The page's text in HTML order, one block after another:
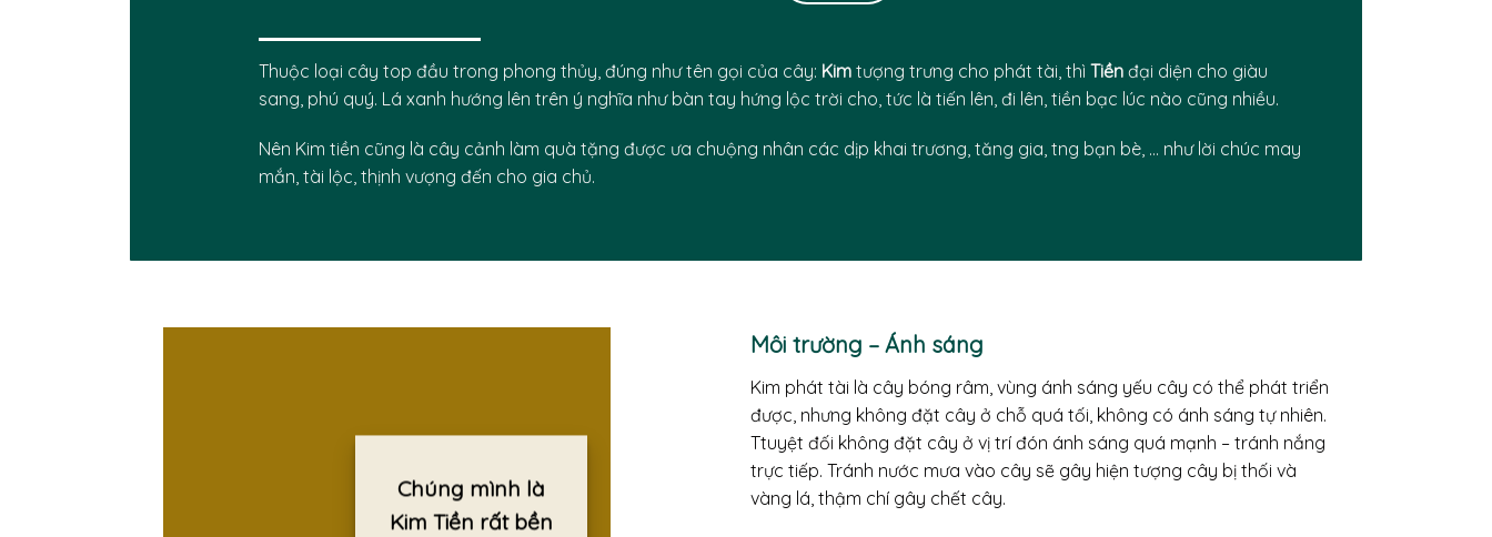
Thuộc loại cây top đầu trong phong thủy, đúng như tên gọi của cây: Kimtượng trưng cho phát tài, thì Tiềnđại diện cho giàu
sang, phú quý. Lá xanh hướng lên trên ý nghĩa như bàn tay hứng lộc trời cho, tức là tiến lên, đi lên, tiền bạc lúc nào cũng nhiều.
Nên Kim tiền cũng là cây cảnh làm quà tặng được ưa chuộng nhân các dịp khai trương, tăng gia, tng bạn bè, … như lời chúc may
mắn, tài lộc, thịnh vượng đến cho gia chủ.
Chúng mình là
Kim Tiền rất bền
Môi trường – Ánh sáng
Kim phát tài là cây bóng râm, vùng ánh sáng yếu cây có thể phát triển
được, nhưng không đặt cây ở chỗ quá tối, không có ánh sáng tự nhiên.
Ttuyệt đối không đặt cây ở vị trí đón ánh sáng quá mạnh – tránh nắng
trực tiếp. Tránh nước mưa vào cây sẽ gây hiện tượng cây bị thối và
vàng lá, thậm chí gây chết cây.